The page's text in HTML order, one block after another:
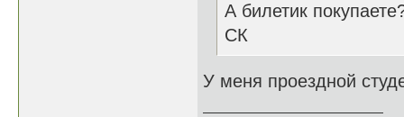
А билетик
СК
У меня проездной